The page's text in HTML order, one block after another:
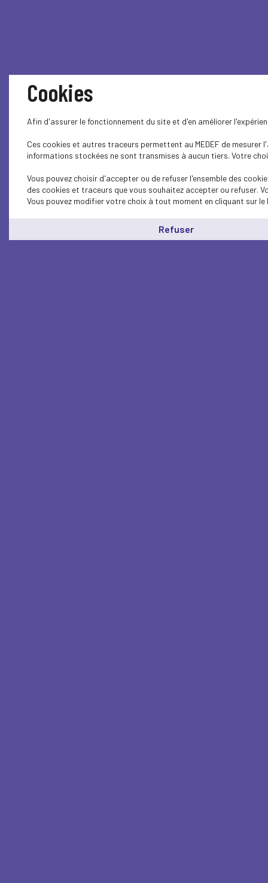
Cookies
Afin d'assurer le fonctionnement du site et d'en améliorer
Ces cookies et autres traceurs permettent au MEDEF de
informations stockées ne sont transmises à aucun tiers. Votre
Vous pouvez choisir d'accepter ou de refuser l'ensemble des
des cookies et traceurs que vous souhaitez accepter ou refuser.
Vous pouvez modifier votre choix à tout moment en cliquant sur le
Refuser